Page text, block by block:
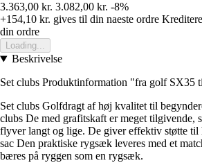
3.363,00 kr. 3.082,00 kr. -8%
+154,10 kr. gives til din naeste ordre
din ordre
Loading...
Beskrivelse
Set clubs Produktinformation "fra golf SX35
Set clubs Golfdragt af høj kvalitet til
clubs De med grafitskaft er meget tilgivende,
flyver langt og lige. De giver effektiv støtte til
sac Den praktiske rygsæk leveres med et
bæres på ryggen som en rygsæk.